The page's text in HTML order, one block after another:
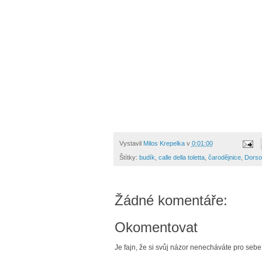
Vystavil Milos Krepelka v 0:01:00
Štítky: budík calle della toletta, čarodějnice,
Žádné komentáře:
Okomentovat
Je fajn, že si svůj názor nenecháváte pro